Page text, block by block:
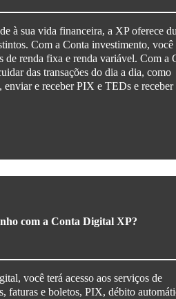
à sua vida financeira, a XP oferece
Com a Conta investimento, você
de renda fixa e renda variável. Com a
das transações do dia a dia, como
enviar e receber PIX e TEDs e receber
com a Conta Digital XP?
você terá acesso aos serviços de
faturas e boletos, PIX, débito